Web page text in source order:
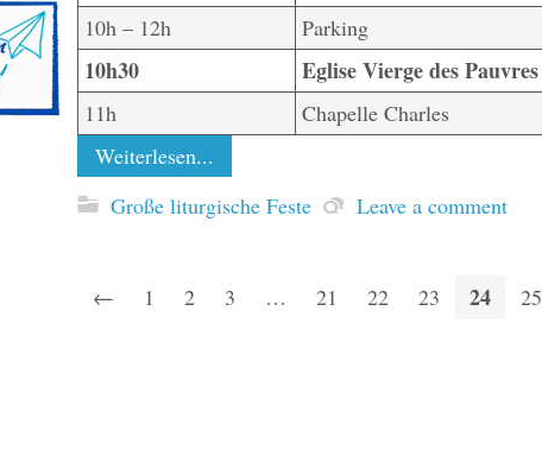
10h – 12h
Parking
10h30 Eglise Vierge des Pauvres
11h
Chapelle Charles
Weiterlesen...
Große liturgische Feste
Leave a comment
← 1 2 3 … 21 22 23 24 25